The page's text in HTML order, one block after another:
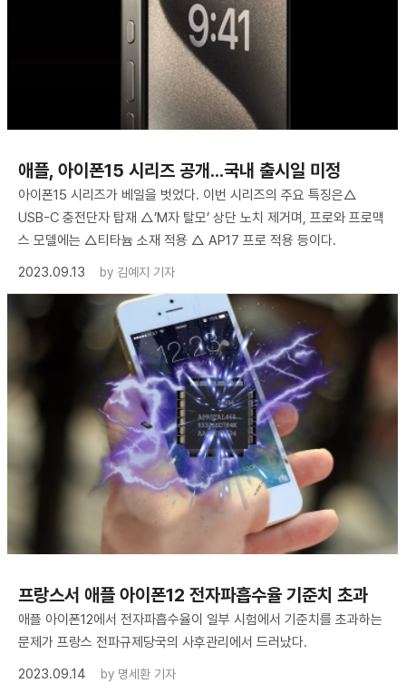
애플, 아이폰15 시리즈 공개...국내 출시일 미정
아이폰15 시리즈가 베일을 벗었다. 이번 시리즈의 주요 특징은△
USB-C 충전단자 탑재 △’M자 탈모’ 상단 노치 제거며, 프로와 프로맥
스 모델에는 △티타늄 소재 적용 △ AP17 프로 적용 등이다.
2023.09.13
by 김예지 기자
프랑스서 애플 아이폰12 전자파흡수율 기준치 초과
애플 아이폰12에서 전자파흡수율이 일부 시험에서 기준치를 초과하는
문제가 프랑스 전파규제당국의 사후관리에서 드러났다.
2023.09.14
by 명세환 기자